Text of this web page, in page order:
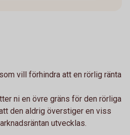
vill förhindra att en rörlig ränta
ni en övre gräns för den rörliga
den aldrig överstiger en viss
utvecklas.